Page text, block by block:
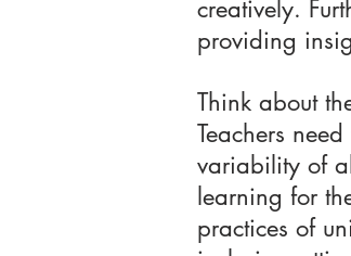
creatively.
providing
Think about
Teachers
variability of
learning for
practices of